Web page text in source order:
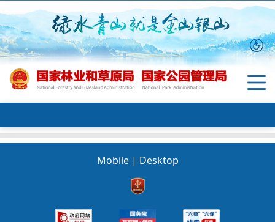
Mobile | Desktop